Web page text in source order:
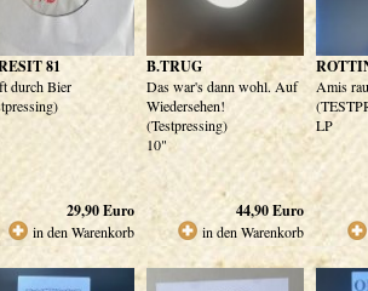
81
durch Bier
29,90Euro
in den Warenkorb
B.TRUG
Das war's dann wohl. Auf
Wiedersehen!
(Testpressing)
10"
44,90Euro
in den Warenkorb
Amis
LP